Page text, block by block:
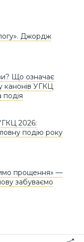
Джордж
Що означає
канонів УГКЦ
подія
2026:
подію року
прощення» —
забуваємо